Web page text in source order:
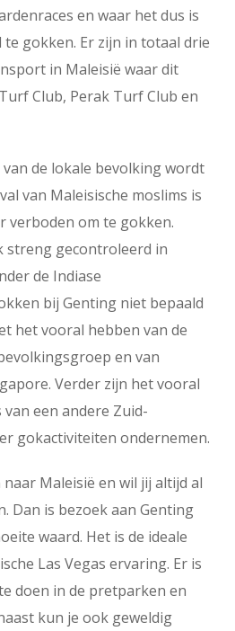
en waar het dus is
gokken. Er zijn in totaal drie
in Maleisië waar dit
Club, Perak Turf Club en
de lokale bevolking wordt
van Maleisische moslims is
verboden om te gokken.
streng gecontroleerd in
de Indiase
bij Genting niet bepaald
het vooral hebben van de
en van
Verder zijn het vooral
een andere Zuid-
gokactiviteiten ondernemen.
Maleisië en wil jij altijd al
Dan is bezoek aan Genting
waard. Het is de ideale
Las Vegas ervaring. Er is
doen in de pretparken en
kun je ook geweldig